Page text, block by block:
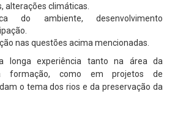
alterações climáticas.
do ambiente, desenvolvimento
nas questões acima mencionadas.
longa experiência tanto na área da
formação, como em projetos de
o tema dos rios e da preservação da